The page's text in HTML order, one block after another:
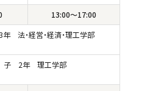
13:00～17:00
法・経営・経済・理工学部
2年 理工学部